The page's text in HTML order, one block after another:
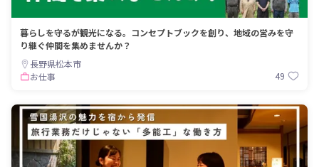
暮らしを守るが観光になる。コンセプトブックを創り、地域の営みを守
り継ぐ仲間を集めませんか？
長野県松本市
お仕事
49